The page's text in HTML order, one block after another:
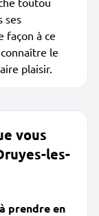
ses
façon à ce
le
plaisir.
vous
les-
prendre en